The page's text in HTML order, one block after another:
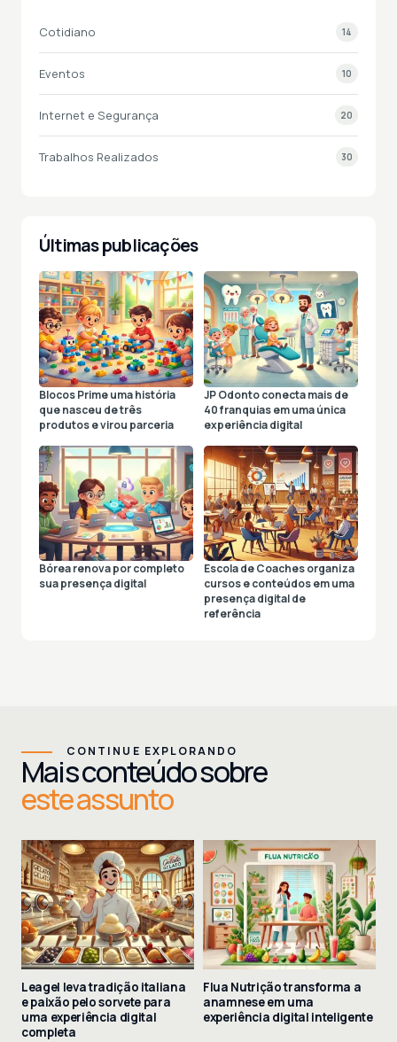
Cotidiano 14
Eventos 10
Internet e Segurança 20
Trabalhos Realizados 30
Últimas publicações
Blocos Prime uma história
que nasceu de três
produtos e virou parceria
JP Odonto conecta mais de
40 franquias em uma única
experiência digital
Bórea renova por completo
sua presença digital
Escola de Coaches organiza
cursos e conteúdos em uma
presença digital de
referência
CONTINUE EXPLORANDO
Mais conteúdo sobre
este assunto
Leagel leva tradição italiana
e paixão pelo sorvete para
uma experiência digital
completa
Flua Nutrição transforma a
anamnese em uma
experiência digital inteligente